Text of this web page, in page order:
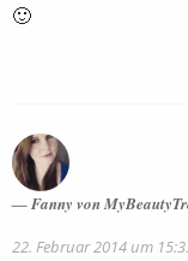
🙂
Fanny von
22. Februar 2014 um